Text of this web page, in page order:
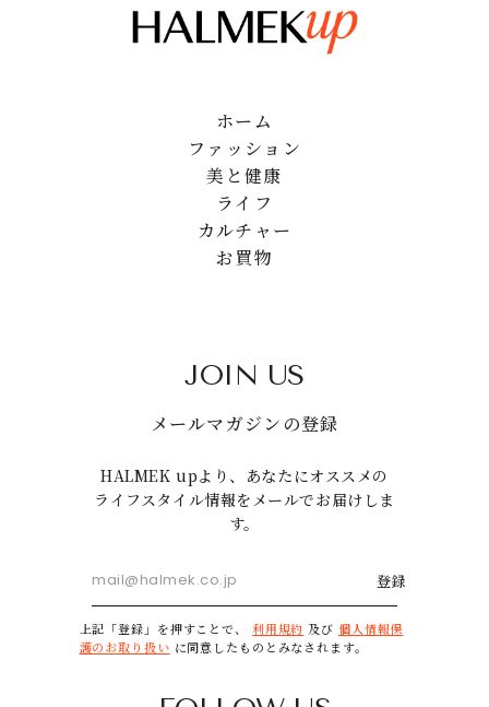
ホーム
ファッション
美と健康
ライフ
カルチャー
お買物
JOIN US
メールマガジンの登録
HALMEK upより、あなたにオススメの
ライフスタイル情報をメールでお届けしま
す。
登録
上記「登録」を押すことで、 利用規約 及び 個人情報保
護のお取り扱い に同意したものとみなされます。